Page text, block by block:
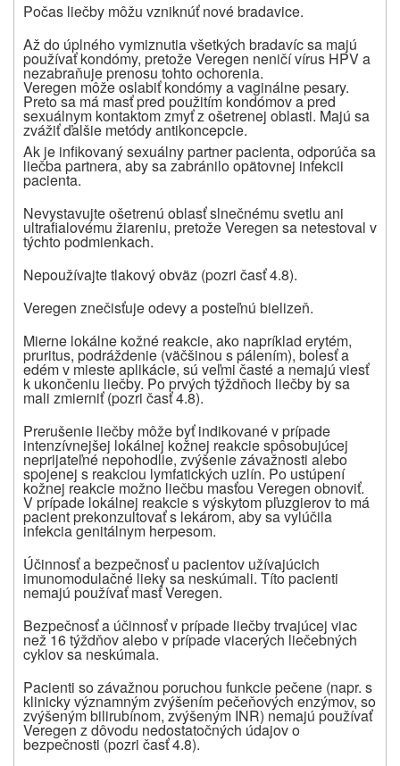
Počas liečby môžu vzniknúť nové bradavice.
Až do úplného vymiznutia všetkých bradavíc sa majú
používať kondómy, pretože Veregen neničí vírus HPV a
nezabraňuje prenosu tohto ochorenia.
Veregen môže oslabiť kondómy a vaginálne pesary.
Preto sa má masť pred použitím kondómov a pred
sexuálnym kontaktom zmyť z ošetrenej oblasti. Majú sa
zvážiť ďalšie metódy antikoncepcie.
Ak je infikovaný sexuálny partner pacienta, odporúča sa
liečba partnera, aby sa zabránilo opätovnej infekcii
pacienta.
Nevystavujte ošetrenú oblasť slnečnému svetlu ani
ultrafialovému žiareniu, pretožeVeregen sa netestoval v
týchto podmienkach.
Nepoužívajte tlakový obväz (pozri časť 4.8).
Veregen znečisťuje odevy a posteľnú bielizeň.
Mierne lokálne kožné reakcie, ako napríklad erytém,
pruritus, podráždenie (väčšinou s pálením), bolesť a
edém v mieste aplikácie, sú veľmi časté a nemajú viesť
k ukončeniu liečby. Po prvých týždňoch liečby by sa
mali zmierniť (pozri časť 4.8).
Prerušenie liečby môže byť indikované v prípade
intenzívnejšej lokálnej kožnej reakcie spôsobujúcej
neprijateľné nepohodlie, zvýšenie závažnosti alebo
spojenej s reakciou lymfatických uzlín. Po ustúpení
kožnej reakcie možno liečbu masťou Veregen obnoviť.
V prípade lokálnej reakcie s výskytom pľuzgierov to má
pacient prekonzultovať s lekárom, aby sa vylúčila
infekcia genitálnym herpesom.
Účinnosť a bezpečnosť u pacientov užívajúcich
imunomodulačné lieky sa neskúmali. Títo pacienti
nemajú používať masť Veregen.
Bezpečnosť a účinnosť v prípade liečby trvajúcej viac
než 16 týždňov alebo v prípade viacerých liečebných
cyklov sa neskúmala.
Pacienti so závažnou poruchou funkcie pečene (napr. s
klinicky významným zvýšením pečeňových enzýmov, so
zvýšeným bilirubínom, zvýšeným INR) nemajú používať
Veregen z dôvodu nedostatočných údajov o
bezpečnosti (pozri časť 4.8).